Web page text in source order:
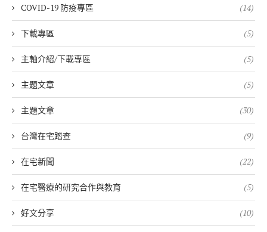
COVID-19 防疫專區 (14)
下載專區 (5)
主軸介紹/下載專區 (5)
主題文章 (5)
主題文章 (30)
台灣在宅踏查 (9)
在宅新聞 (22)
在宅醫療的研究合作與教育 (5)
好文分享 (10)